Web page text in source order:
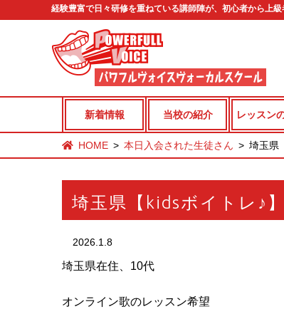
経験豊富で日々研修を重ねている講師陣が、初心者から上
新着情報 当校の紹介 レッスン
HOME 本日入会された生徒さん 埼玉県
埼玉県【kidsボイトレ♪】
2026.1.8
埼玉県在住、10代
オンライン歌のレッスン希望